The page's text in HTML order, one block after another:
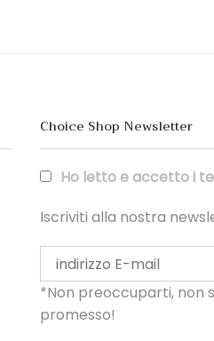
Choice Shop Newsletter
Ho letto e accetto i
Iscriviti alla nostra
*Non preoccuparti, non
promesso!